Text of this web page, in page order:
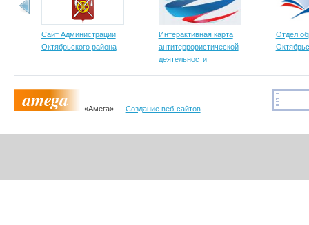
Сайт Администрации
Октябрьского района
Интерактивная карта
антитеррористической
деятельности
Отдел
«Амега» — Создание веб-сайтов